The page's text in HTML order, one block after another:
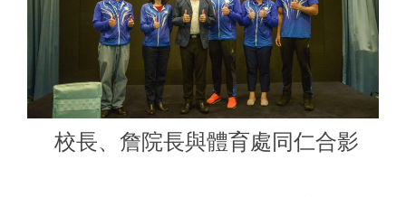
校長、詹院長與體育處同仁合影